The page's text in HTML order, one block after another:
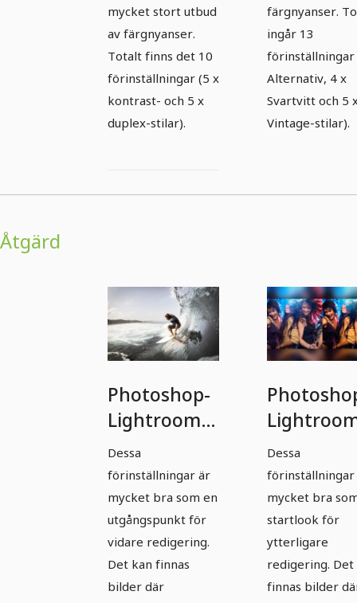
mycket stort utbud
av färgnyanser.
Totalt finns det 10
förinställningar (5 x
kontrast- och 5 x
duplex-stilar).
färgnyanser.
ingår 13
förinställningar
Alternativ, 4 x
Svartvitt och 5
Vintage-stilar).
Åtgärd
Photoshop-
Lightroom-
Presets -
Action-
Looks -
Paket 01
Photoshop-
Lightroom-
Dessa
förinställningar är
mycket bra som en
utgångspunkt för
vidare redigering.
Det kan finnas
bilder där
Presets -
Action-
Looks -
Paket 02
Dessa
förinställningar
mycket bra
startlook för
ytterligare
redigering. Det
finnas bilder